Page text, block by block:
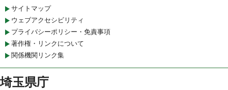
サイトマップ
ウェブアクセシビリティ
プライバシーポリシー・免責事項
著作権・リンクについて
関係機関リンク集
埼玉県庁